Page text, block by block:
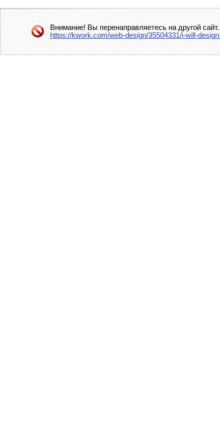
Внимание! Вы перенаправляетесь на другой
https://kwork.com/web-design/35504331/i-will-